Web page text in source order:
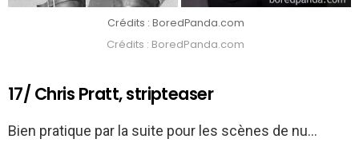
Crédits : BoredPanda.com
Crédits : BoredPanda.com
17/ Chris Pratt, stripteaser
Bien pratique par la suite pour les scènes de nu…